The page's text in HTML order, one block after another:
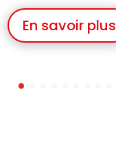
En savoir plus